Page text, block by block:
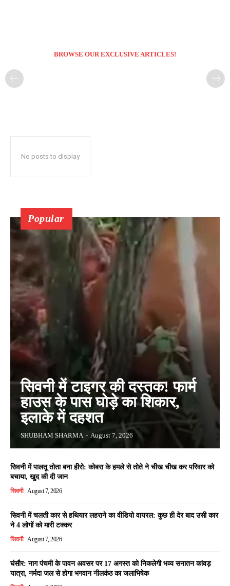
BROWSE OUR EXCLUSIVE ARTICLES!
No posts to display
Popular
सिवनी में टाइगर की दस्तक! फार्म
हाउस के पास घोड़े का शिकार,
इलाके में दहशत
SHUBHAM SHARMA - August 7, 2026
सिवनी में पालतू तोता बना हीरो: कोबरा के हमले से तोते ने चीख चीख कर परिवार को
बचाया, खुद की दी जान
सिवनी August 7, 2026
सिवनी में चलती कार से हथियार लहराने का वीडियो वायरल: कुछ ही देर बाद उसी कार
ने 4 लोगों को मारी टक्कर
सिवनी August 7, 2026
घंसौर: नाग पंचमी के पावन अवसर पर 17 अगस्त को निकलेगी भव्य सनातन कांवड़
यात्रा, नर्मदा जल से होगा भगवान नीलकंठ का जलाभिषेक